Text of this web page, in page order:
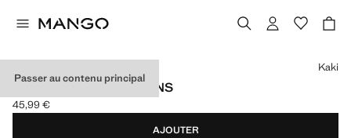
Passer au contenu principal
VESTE EN LIN À BOUTONS
Prix actuel [45,99 € ]
45,99 €
Choisissez une couleur
Kaki
AJOUTER